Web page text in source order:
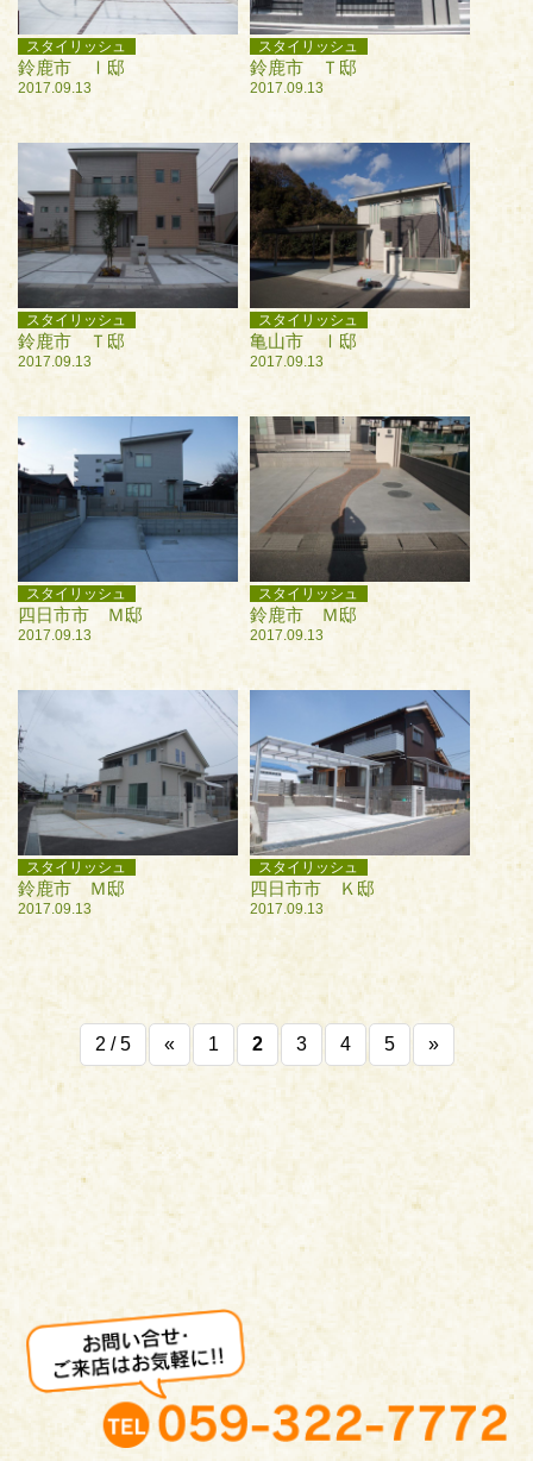
スタイリッシュ
鈴鹿市 Ⅰ邸
2017.09.13
スタイリッシュ
鈴鹿市 Ｔ邸
2017.09.13
スタイリッシュ
鈴鹿市 Ｔ邸
2017.09.13
スタイリッシュ
亀山市 Ⅰ邸
2017.09.13
スタイリッシュ
四日市市 Ｍ邸
2017.09.13
スタイリッシュ
鈴鹿市 Ｍ邸
2017.09.13
スタイリッシュ
鈴鹿市 Ｍ邸
2017.09.13
スタイリッシュ
四日市市 Ｋ邸
2017.09.13
2 / 5 « 1 2 3 4 5 »